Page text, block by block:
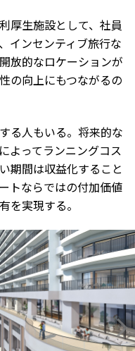
厚生施設として、社員
インセンティブ旅行な
放的なロケーションが
の向上にもつながるの
る人もいる。将来的な
よってランニングコス
期間は収益化すること
トならではの付加価値
を実現する。